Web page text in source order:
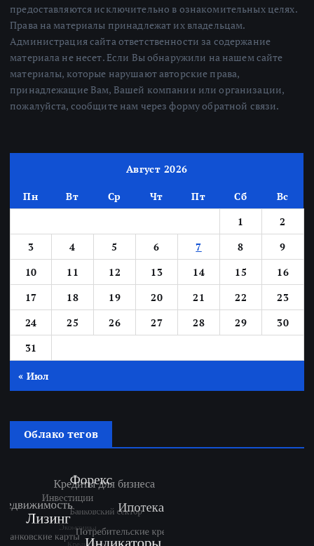
предоставляются исключительно в ознакомительных целях.
Права на материалы принадлежат их владельцам.
Администрация сайта ответственности за содержание
материала не несет. Если Вы обнаружили на нашем сайте
материалы, которые нарушают авторские права,
принадлежащие Вам, Вашей компании или организации,
пожалуйста, сообщите нам через форму обратной связи.
Август 2026
Пн Вт Ср Чт Пт Сб
Вс
1
2
3
4 5 6 7 8
9
10
11 12 13 14 15
16
17
18 19 20 21 22
23
24
25 26 27 28 29
30
31
« Июл
Облако тегов